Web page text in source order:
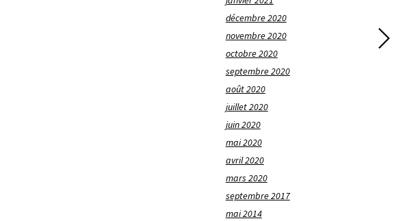
décembre 2020
novembre 2020
octobre 2020
septembre 2020
août 2020
juillet 2020
juin 2020
mai 2020
avril 2020
mars 2020
septembre 2017
mai 2014